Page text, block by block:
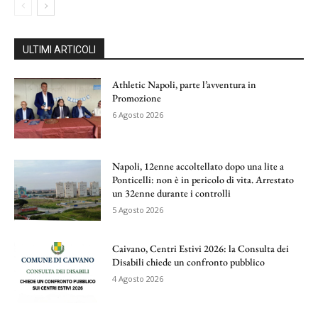
ULTIMI ARTICOLI
Athletic Napoli, parte l’avventura in
Promozione
6 Agosto 2026
Napoli, 12enne accoltellato dopo una lite a
Ponticelli: non è in pericolo di vita. Arrestato
un 32enne durante i controlli
5 Agosto 2026
Caivano, Centri Estivi 2026: la Consulta dei
Disabili chiede un confronto pubblico
4 Agosto 2026